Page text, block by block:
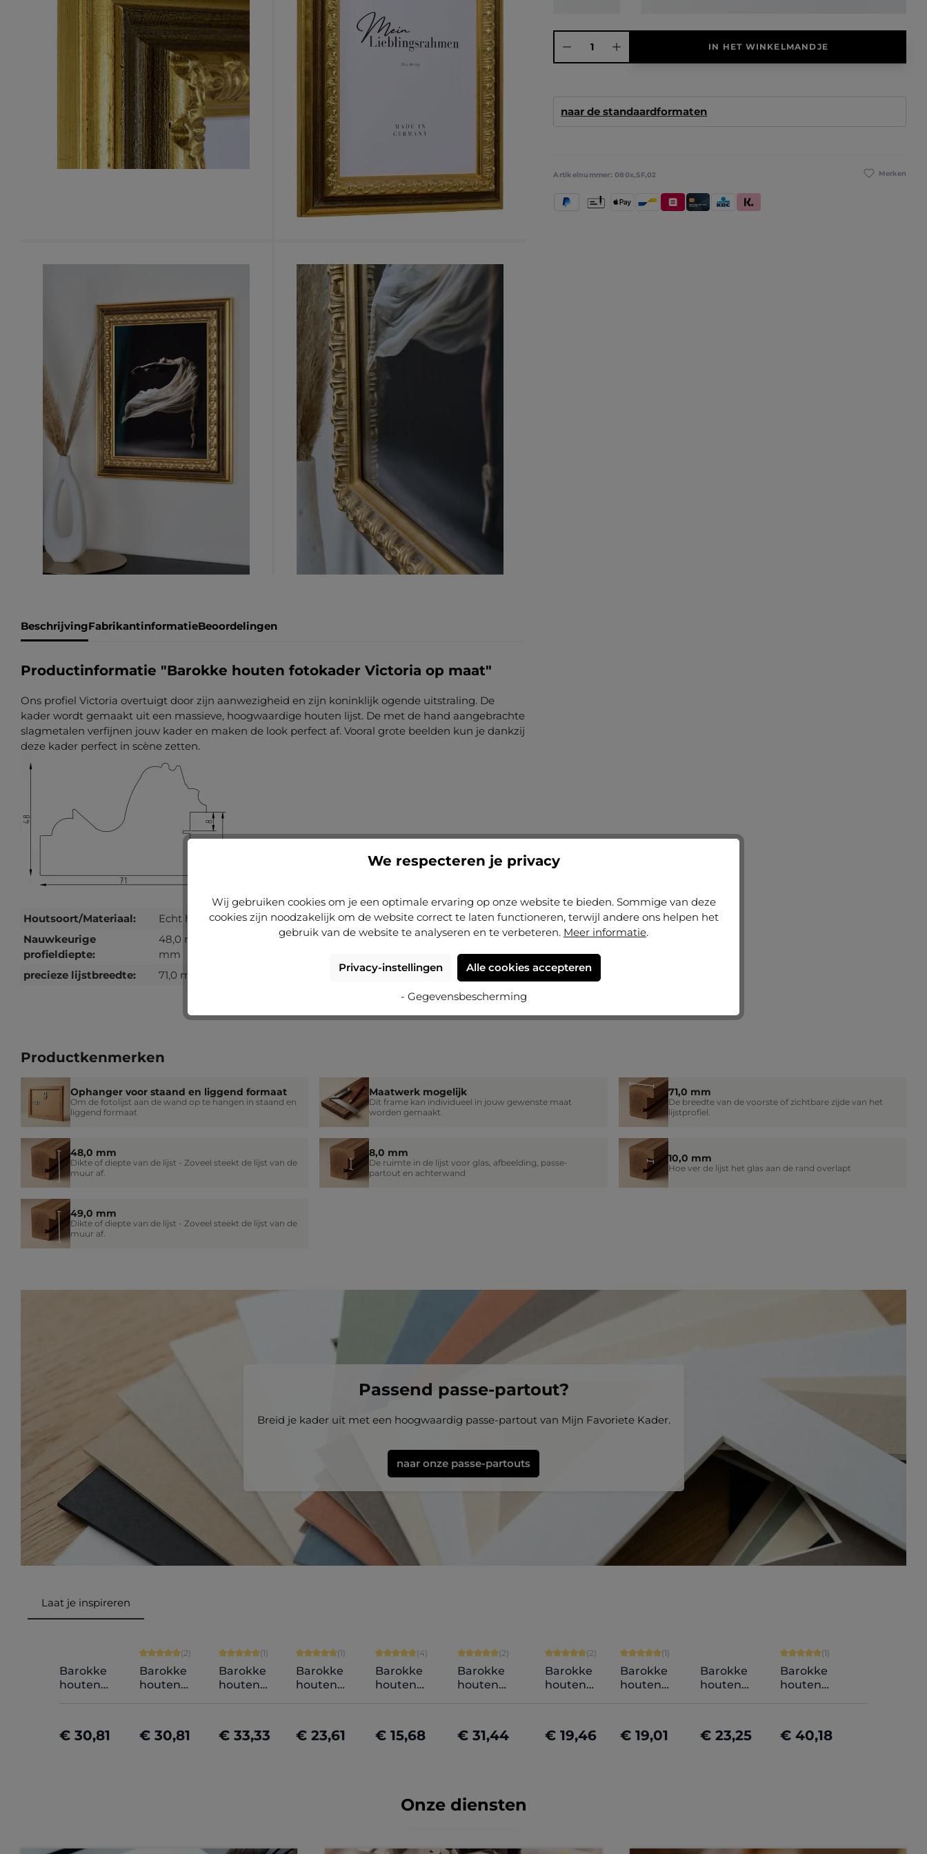
BeschrijvingFabrikantinformatieBeoordelingen
Productinformatie "Barokke houten fotokader Victoria op maat"
Ons profiel Victoria overtuigt door zijn aanwezigheid en zijn koninklijk ogende uitstraling. De
kader wordt gemaakt uit een massieve, hoogwaardige houten lijst. De met de hand aangebrachte
slagmetalen verfijnen jouw kader en maken de look perfect af. Vooral grote beelden kun je dankzij
deze kader perfect in scène zetten.
Houtsoort/Materiaal:
Echt hout
Nauwkeurige
profieldiepte:
48,0 mm, 49,0
mm
precieze lijstbreedte:
71,0 mm
IN HET WINKELMANDJE
naar de standaardformaten
Merken
Artikelnummer:080x,SF,02
PayPal Apple PayBancontact
BelfiusKredietkaart / Bankkaart
KBC/CBC Payment Button
Klarna (Achteraf betalen / In delen
Vooruitbetaling
Productkenmerken
Ophanger voor staand en liggend formaat
Om de fotolijst aan de wand op te hangen in staand en
liggend formaat
Maatwerk mogelijk
Dit frame kan individueel in jouw gewenste maat
worden gemaakt.
71,0 mm
De breedte van de voorste of zichtbare zijde van het
lijstprofiel.
48,0 mm
Dikte of diepte van de lijst - Zoveel steekt de lijst van de
muur af.
8,0 mm
De ruimte in de lijst voor glas, afbeelding, passe-
partout en achterwand
10,0 mm
Hoe ver de lijst het glas aan de rand overlapt
49,0 mm
Dikte of diepte van de lijst - Zoveel steekt de lijst van de
muur af.
Passend passe-partout?
Breid je kader uit met een hoogwaardig passe-partout van Mijn Favoriete Kader.
naar onze passe-partouts
Laat je inspireren
Barokke
houten
€ 30,81
Nu configureren
Gemiddelde score van 5 op 5 sterren
(2)
Barokke
houten
€ 30,81
Nu configureren
Gemiddelde score van 5 op 5 sterren
(1)
Barokke
houten
€ 33,33
Nu configureren
Gemiddelde score van 5 op 5 sterren
(1)
Barokke
houten
€ 23,61
Nu configureren
Gemiddelde score van 5 op 5 sterren
(4)
Barokke
houten
€ 15,68
Nu configureren
Gemiddelde score van 5 op 5 sterren
(2)
Barokke
houten
€ 31,44
Nu configureren
Gemiddelde score van 5 op 5 sterren
(2)
Barokke
houten
€ 19,46
Nu configureren
Gemiddelde score van 5 op 5 sterren
(1)
Barokke
houten
€ 19,01
Nu configureren
Barokke
houten
€ 23,25
Nu configureren
Gemiddelde score van 5 op
(1)
Barokke
houten
€ 40,18
Nu configureren
Onze diensten
We respecteren je privacy
Wij gebruiken cookies om je een optimale ervaring op onze website te bieden. Sommige van deze
cookies zijn noodzakelijk om de website correct te laten functioneren, terwijl andere ons helpen het
gebruik van de website te analyseren en te verbeteren. Meer informatie.
Privacy-instellingen Alle cookies accepteren
- Gegevensbescherming